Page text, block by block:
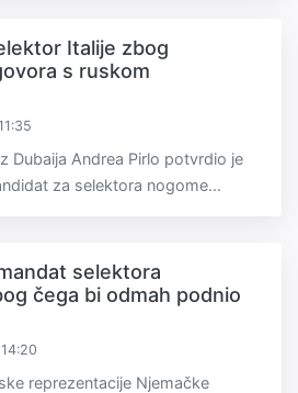
Italije zbog
s ruskom
Dubaija Andrea Pirlo potvrdio je
za selektora nogome...
selektora
čega bi odmah podnio
reprezentacije Njemačke